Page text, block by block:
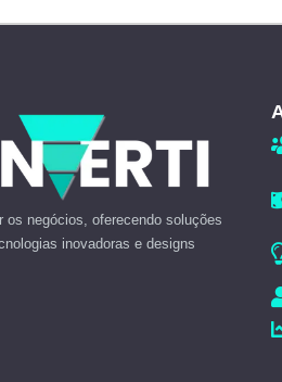
os negócios, oferecendo soluções
inovadoras e designs